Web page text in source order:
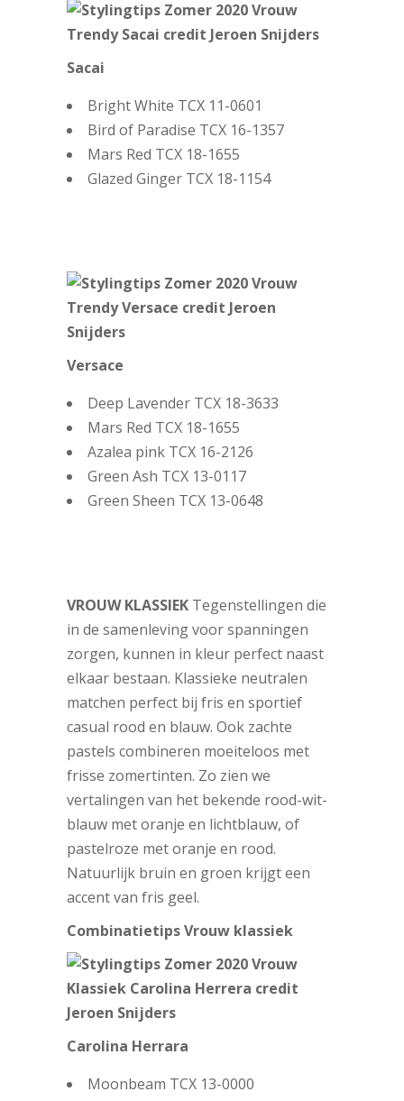
Sacai
Bright White TCX 11-0601
Bird of Paradise TCX 16-1357
Mars Red TCX 18-1655
Glazed Ginger TCX 18-1154
Versace
Deep Lavender TCX 18-3633
Mars Red TCX 18-1655
Azalea pink TCX 16-2126
Green Ash TCX 13-0117
Green Sheen TCX 13-0648
VROUW KLASSIEK Tegenstellingen die
in de samenleving voor spanningen
zorgen, kunnen in kleur perfect naast
elkaar bestaan. Klassieke neutralen
matchen perfect bij fris en sportief
casual rood en blauw. Ook zachte
pastels combineren moeiteloos met
frisse zomertinten. Zo zien we
vertalingen van het bekende rood-wit-
blauw met oranje en lichtblauw, of
pastelroze met oranje en rood.
Natuurlijk bruin en groen krijgt een
accent van fris geel.
Combinatietips Vrouw klassiek
Carolina Herrara
Moonbeam TCX 13-0000